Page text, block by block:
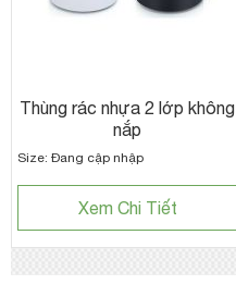
Thùng rác nhựa 2 lớp không
nắp
Size: Đang cập nhập
Xem Chi Tiết